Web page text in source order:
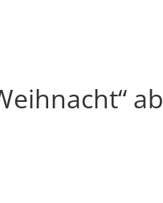
ab